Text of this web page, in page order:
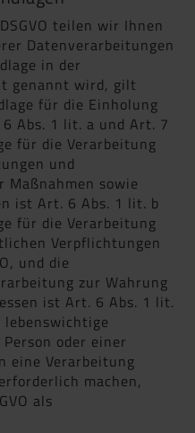
teilen wir Ihnen
Datenverarbeitungen
in der
genannt wird, gilt
für die Einholung
Abs. 1 lit. a und Art. 7
für die Verarbeitung
und
sowie
ist Art. 6 Abs. 1 lit. b
für die Verarbeitung
Verpflichtungen
und die
zur Wahrung
ist Art. 6 Abs. 1 lit.
lebenswichtige
oder einer
eine Verarbeitung
machen,
als